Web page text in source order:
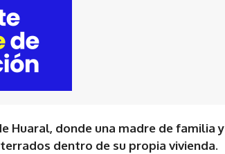
Huaral, donde una madre de familia y
dentro de su propia vivienda.